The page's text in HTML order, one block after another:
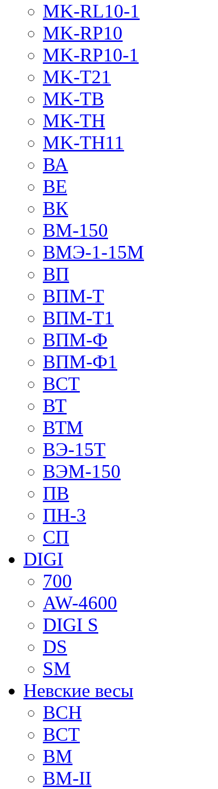
MK-RL10-1
MK-RP10
MK-RP10-1
MK-T21
MK-TB
MK-TH
MK-TH11
ВА
ВЕ
ВК
ВМ-150
ВМЭ-1-15М
ВП
ВПМ-Т
ВПМ-Т1
ВПМ-Ф
ВПМ-Ф1
ВСТ
ВТ
ВТМ
ВЭ-15Т
ВЭМ-150
ПВ
ПН-3
СП
DIGI
700
AW-4600
DIGI S
DS
SM
Невские весы
BCH
BCT
BM
BM-II